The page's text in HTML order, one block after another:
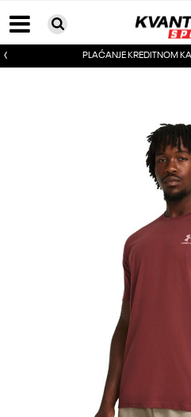
PLAĆANJE KREDITNOM